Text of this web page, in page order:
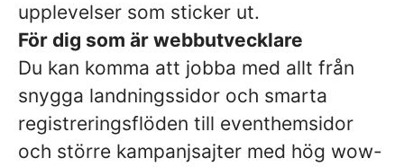
upplevelser som sticker ut.
För dig som är webbutvecklare
Du kan komma att jobba med allt från
snygga landningssidor och smarta
registreringsflöden till eventhemsidor
och större kampanjsajter med hög wow-